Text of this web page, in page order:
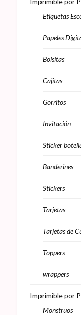
Etiquetas
Papeles
Bolsitas
Cajitas
Gorritos
Invitación
Sticker
Banderines
Stickers
Tarjetas
Tarjetas de
Toppers
wrappers
Imprimible por
Monstruos